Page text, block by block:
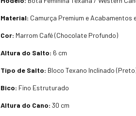
Material: Camurça Premium e Acabamentos
Cor: Marrom Café (Chocolate Profundo)
Altura do Salto: 6 cm
Tipo de Salto: Bloco Texano Inclinado
Bico: Fino Estruturado
Altura do Cano: 30 cm